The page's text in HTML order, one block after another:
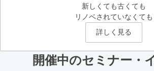
新しくても古くても
リノベされていなくても
詳しく見る
開催中のセミナー・